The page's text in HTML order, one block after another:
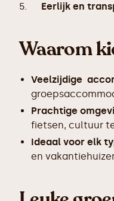
5. Eerlijk en
Waarom
Veelzijdige
Prachtige
fietsen, cultuur
Ideaal voor elk
en